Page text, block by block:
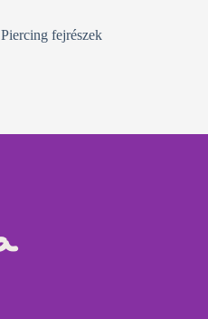
Piercing fejrészek